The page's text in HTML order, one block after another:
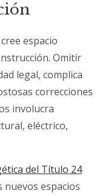
espacio
Omitir
legal, complica
correcciones
involucra
eléctrico,
del Título 24
nuevos espacios